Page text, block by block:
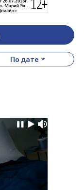
По дате